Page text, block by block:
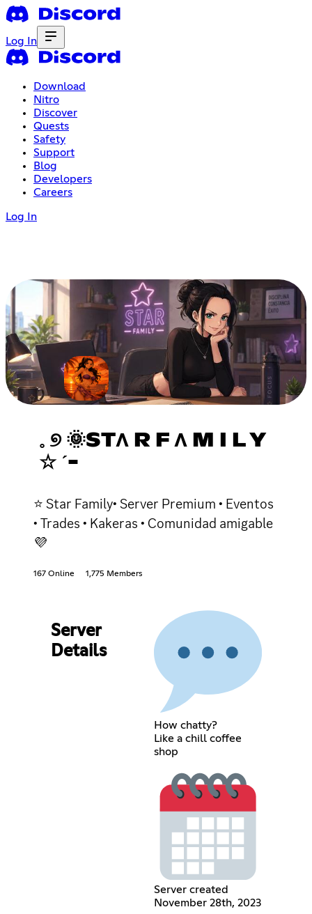
Log In
Download
Nitro
Discover
Quests
Safety
Support
Blog
Developers
Careers
Log In
𓈒 ୭ 🌞STΛ R F Λ M I L Y
☆ ˊ-
⭐ Star Family• Server Premium • Eventos
• Trades • Kakeras • Comunidad amigable
💜
167 Online 1,775 Members
Server
Details
How chatty?
Like a chill coffee
shop
Server created
November 28th, 2023